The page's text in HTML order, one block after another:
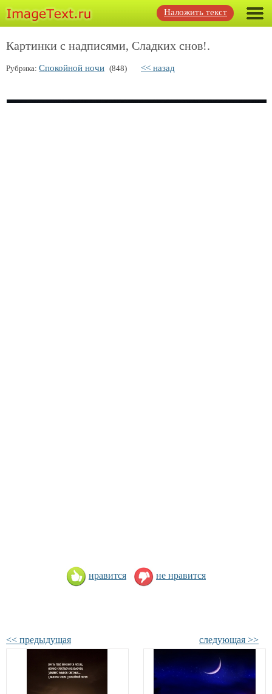
Наложить текст
Картинки с надписями, Сладких снов!.
Рубрика: Спокойной ночи (848) << назад
нравится не нравится
<< предыдущая следующая >>